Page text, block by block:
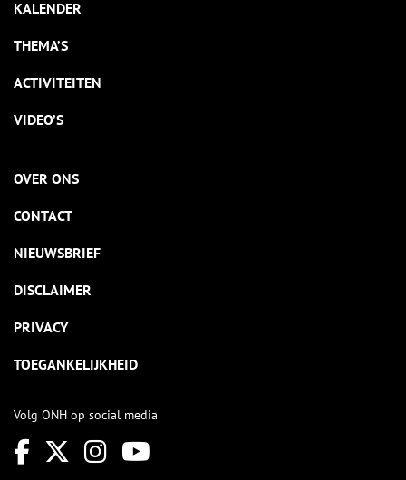
KALENDER
THEMA’S
ACTIVITEITEN
VIDEO’S
OVER ONS
CONTACT
NIEUWSBRIEF
DISCLAIMER
PRIVACY
TOEGANKELIJKHEID
Volg ONH op social media